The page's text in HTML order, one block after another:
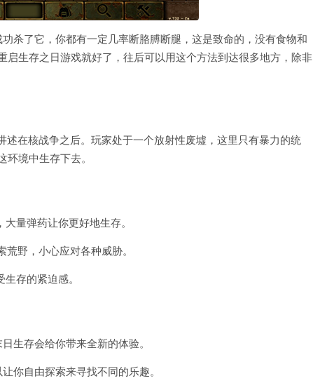
杀了它，你都有一定几率断胳膊断腿，这是致命的，没有食物和
生存之日游戏就好了，往后可以用这个方法到达很多地方，除非
在核战争之后。玩家处于一个放射性废墟，这里只有暴力的统
境中生存下去。
量弹药让你更好地生存。
野，小心应对各种威胁。
存的紧迫感。
生存会给你带来全新的体验。
你自由探索来寻找不同的乐趣。